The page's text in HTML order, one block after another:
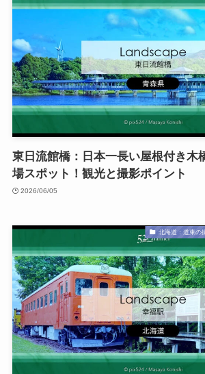
東日流館橋：日本一長い屋根付き木
場スポット！観光と撮影ポイント
2026/06/05
北海道：道東の